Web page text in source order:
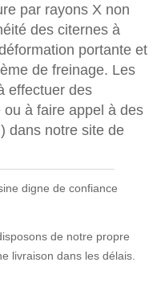
par rayons X non
des citernes à
portante et
de freinage. Les
effectuer des
à faire appel à des
dans notre site de
digne de confiance
de notre propre
livraison dans les délais.